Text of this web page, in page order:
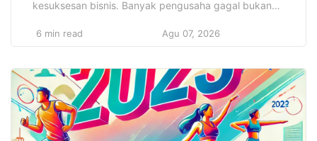
kesuksesan bisnis. Banyak pengusaha gagal bukan
melainkan karena manajemen keuangan yang buruk.
keuangan yang efektif adalah langkah penting bagi
pengusaha untuk memastikan pertumbuhan dan
keberlanjutan bisnis mereka. Ulasan ini […]
6 min read Agu 07, 2026